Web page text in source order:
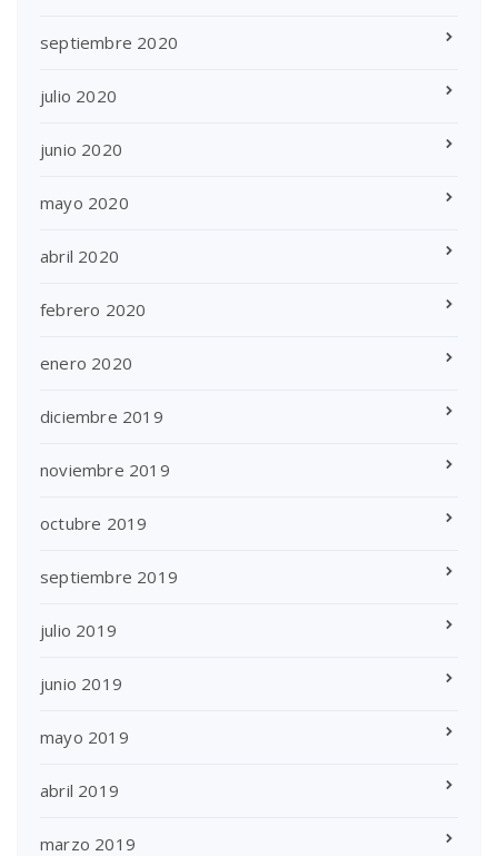
septiembre 2020
julio 2020
junio 2020
mayo 2020
abril 2020
febrero 2020
enero 2020
diciembre 2019
noviembre 2019
octubre 2019
septiembre 2019
julio 2019
junio 2019
mayo 2019
abril 2019
marzo 2019